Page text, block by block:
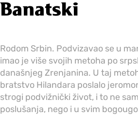
Banatski
Rodom Srbin. Podvizavao se u
imao je više svojih metoha po
današnjeg Zrenjanina. U taj
bratstvo Hilandara poslalo
strogi podvižnički život, i to ne
poslušanja, nego i u svim